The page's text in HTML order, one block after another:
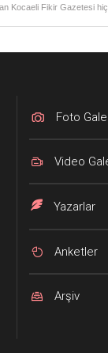
Kocaeli Fikir Gazetesi
Foto
Video
Yazarlar
Anketler
Arşiv